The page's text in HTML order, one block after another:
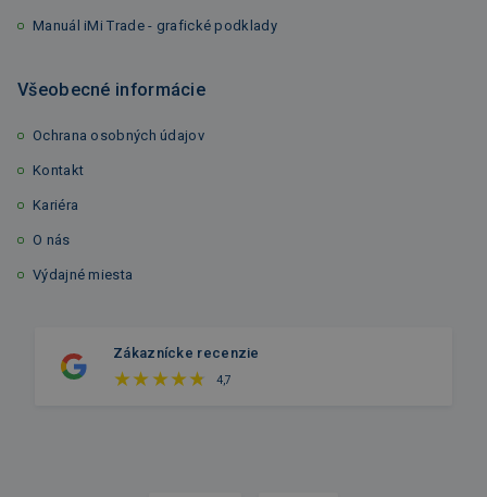
Manuál iMi Trade - grafické podklady
Všeobecné informácie
Ochrana osobných údajov
Kontakt
Kariéra
O nás
Výdajné miesta
Zákaznícke recenzie
4,7